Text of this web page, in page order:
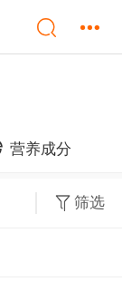
营养成分
筛选